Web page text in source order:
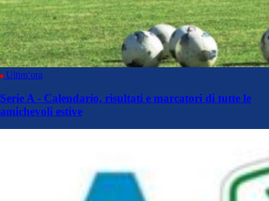
Ultim’ora
Serie A - Calendario, risultati e marcatori di tutte le
amichevoli estive